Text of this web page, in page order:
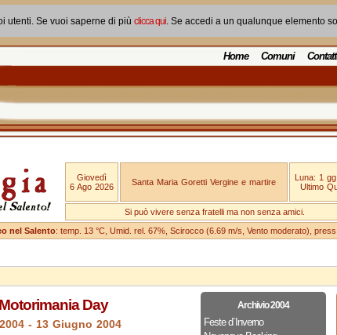
utenti. Se vuoi saperne di più clicca qui. Se accedi a un qualunque elemento
Home Comuni
Giovedì
6 Ago 2026
Santa Maria Goretti Vergine e martire
Luna: 1
Ultimo
Si può vivere senza fratelli ma non senza amici.
nel Salento: temp. 13 °C, Umid. rel. 67%, Scirocco (6.69 m/s, Vento moderato),
Archivio 2004
Feste d`Inverno
Motorimania Day
- 13 Giugno 2004